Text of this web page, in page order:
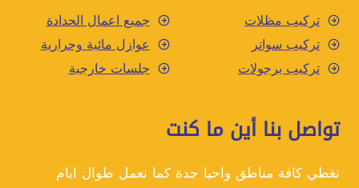
تركيب مظلات
جميع اعمال الحدادة
تركيب سواتر
عوازل مائية وحرارية
تركيب برجولات
جلسات خارجية
تواصل بنا أين ما كنت
نغطي كافة مناطق واحيا جدة كما نعمل طوال ايام